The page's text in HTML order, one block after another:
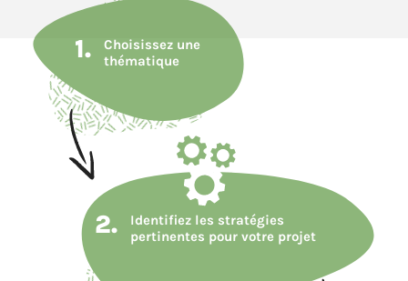
1.
Choisissez une
thématique
2.
Identifiez les stratégies
pertinentes pour votre projet